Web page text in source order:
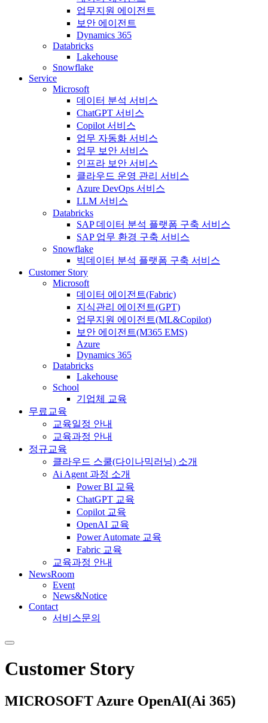
업무지원 에이전트
보안 에이전트
Dynamics 365
Databricks
Lakehouse
Snowflake
Service
Microsoft
데이터 분석 서비스
ChatGPT 서비스
Copilot 서비스
업무 자동화 서비스
업무 보안 서비스
인프라 보안 서비스
클라우드 운영 관리 서비스
Azure DevOps 서비스
LLM 서비스
Databricks
SAP 데이터 분석 플랫폼 구축 서비스
SAP 업무 환경 구축 서비스
Snowflake
빅데이터 분석 플랫폼 구축 서비스
Customer Story
Microsoft
데이터 에이전트(Fabric)
지식관리 에이전트(GPT)
업무지원 에이전트(ML&Copilot)
보안 에이전트(M365 EMS)
Azure
Dynamics 365
Databricks
Lakehouse
School
기업체 교육
무료교육
교육일정 안내
교육과정 안내
정규교육
클라우드 스쿨(다이나믹러닝) 소개
Ai Agent 과정 소개
Power BI 교육
ChatGPT 교육
Copilot 교육
OpenAI 교육
Power Automate 교육
Fabric 교육
교육과정 안내
NewsRoom
Event
News&Notice
Contact
서비스문의
Customer Story
MICROSOFT Azure OpenAI(Ai 365)